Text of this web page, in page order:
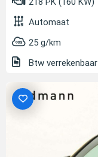
Automaat
25 g/km
Btw verrekenbaar